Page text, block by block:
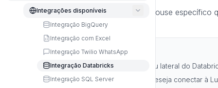
Integrações disponíveis
Integração BigQuery
Integração com Excel
Integração Twilio WhatsApp
Integração Databricks
Integração SQL Server
O HTTP Path identifica o SQL Warehouse
estes passos:
Passos:
Acesse "SQL Warehouses" no menu lateral do
Selecione o SQL Warehouse que deseja conectar à